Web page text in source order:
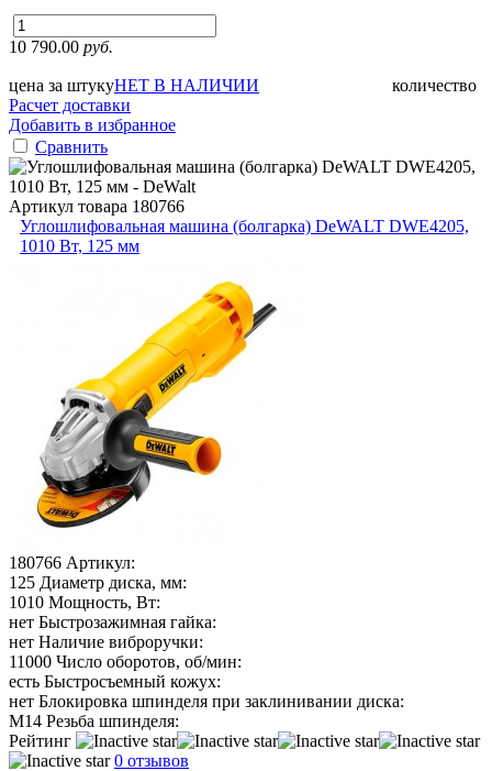
10 790.00 руб.
цена за штуку количество
НЕТ В НАЛИЧИИ
Расчет доставки
Добавить в избранное
Сравнить
Артикул товара 180766
Углошлифовальная машина (болгарка) DeWALT DWE4205,
1010 Вт, 125 мм
180766 Артикул:
125 Диаметр диска, мм:
1010 Мощность, Вт:
нет Быстрозажимная гайка:
нет Наличие виброручки:
11000 Число оборотов, об/мин:
есть Быстросъемный кожух:
нет Блокировка шпинделя при заклинивании диска:
М14 Резьба шпинделя:
Рейтинг
0 отзывов